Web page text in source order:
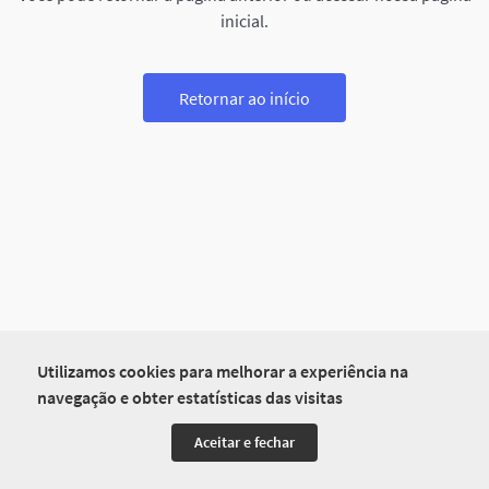
Utilizamos cookies para melhorar a experiência na
navegação e obter estatísticas das visitas
Aceitar e fechar
inicial.
Retornar ao início